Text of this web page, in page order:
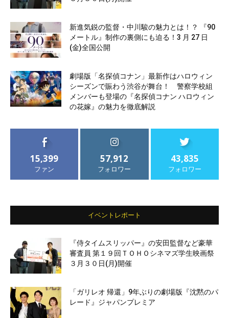
新進気鋭の監督・中川駿の魅力とは！？ 『90
メートル』制作の裏側にも迫る！3 月 27 日
(金)全国公開
劇場版「名探偵コナン」最新作はハロウィン
シーズンで賑わう渋谷が舞台！ 警察学校組
メンバーも登場の『名探偵コナン ハロウィン
の花嫁』の魅力を徹底解説
15,399
ファン
57,912
フォロワー
43,835
フォロワー
イベントレポート
『侍タイムスリッパー』の安田監督など豪華
審査員 第１９回ＴＯＨＯシネマズ学生映画祭
３月３０日(月)開催
「ガリレオ 帰還」9年ぶりの劇場版『沈黙のパ
レード』ジャパンプレミア